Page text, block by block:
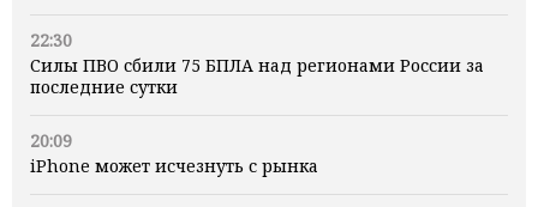
22:30
Силы ПВО сбили 75 БПЛА над регионами России за
последние сутки
20:09
iPhone может исчезнуть с рынка